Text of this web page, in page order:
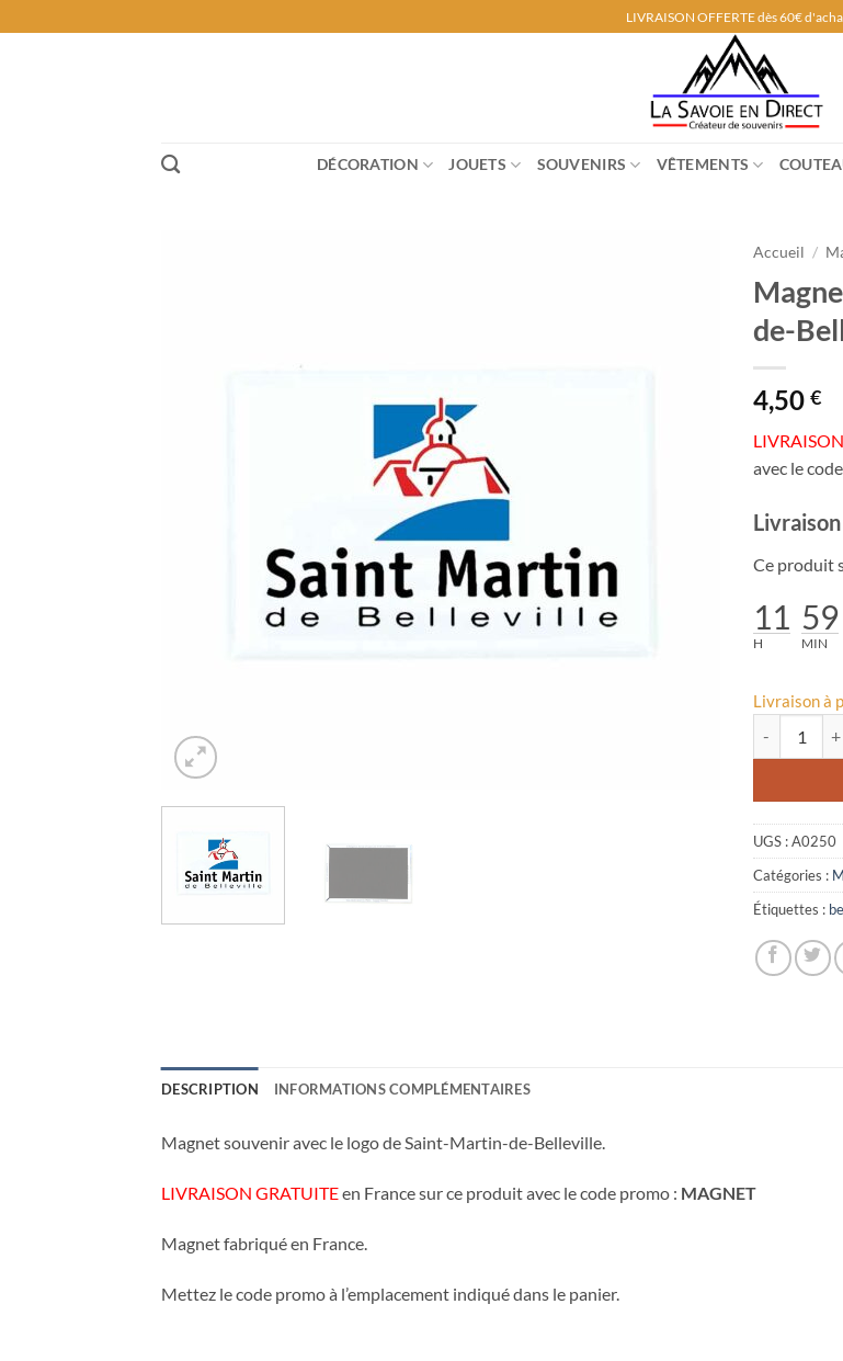
au
LIVRAISON OFFERTE dès 60€
DÉCORATION JOUETS SOUVENIRS VÊTEMENTS
Accueil /
de-
4,50 €
avec le
Ce produit
11
H
59
MIN
Livraison à
UGS :A0250
Catégories :
Étiquettes :
DESCRIPTION INFORMATIONS COMPLÉMENTAIRES
Magnet souvenir avec le logo de Saint-Martin-de-Belleville.
LIVRAISON GRATUITEen France sur ce produit avec le code promo : MAGNET
Magnet fabriqué en France.
Mettez le code promo à l’emplacement indiqué dans le panier.